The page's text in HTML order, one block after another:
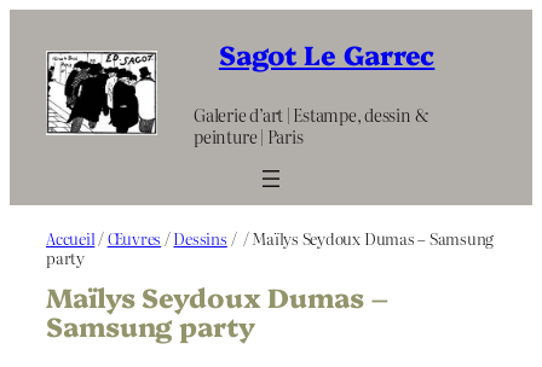
contenu
Sagot Le Garrec
Galerie d’art | Estampe, dessin &
peinture | Paris
Accueil /Œuvres /Dessins / / Maïlys Seydoux Dumas – Samsung
party
Maïlys Seydoux Dumas –
Samsung party